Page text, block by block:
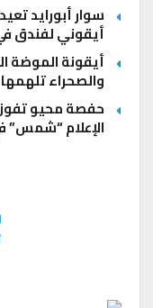
سوار أبورايد
أيقوني لفندق
أيقونة الموضة
والصحراء تلهمها
حفصة محيو
الإعلام “شمس”